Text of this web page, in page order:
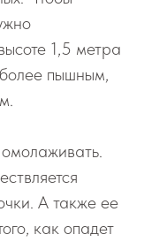
1,5 метра
пышным,
А также ее
как опадет